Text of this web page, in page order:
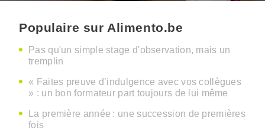
Populaire sur Alimento.be
Pas qu'un simple stage d'observation, mais un
tremplin
« Faites preuve d’indulgence avec vos collègues
» : un bon formateur part toujours de lui même
La première année : une succession de premières
fois